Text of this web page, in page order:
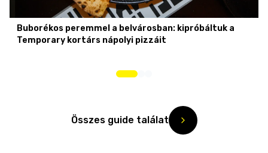
Buborékos peremmel a belvárosban: kipróbáltuk a
Temporary kortárs nápolyi pizzáit
Összes guide találat